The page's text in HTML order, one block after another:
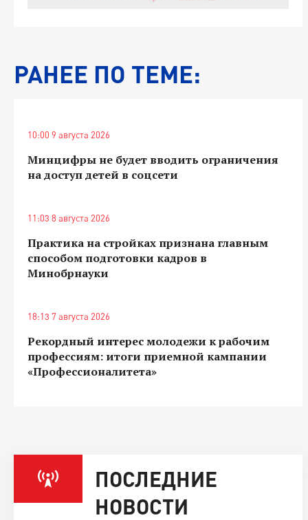
РАНЕЕ ПО ТЕМЕ:
10:00 9 августа 2026
Минцифры не будет вводить ограничения
на доступ детей в соцсети
11:03 8 августа 2026
Практика на стройках признана главным
способом подготовки кадров в
Минобрнауки
18:13 7 августа 2026
Рекордный интерес молодежи к рабочим
профессиям: итоги приемной кампании
«Профессионалитета»
ПОСЛЕДНИЕ
НОВОСТИ